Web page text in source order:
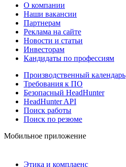
О компании
Наши вакансии
Партнерам
Реклама на сайте
Новости и статьи
Инвесторам
Кандидаты по профессиям
Производственный календарь
Требования к ПО
Безопасный HeadHunter
HeadHunter API
Поиск работы
Поиск по резюме
Мобильное приложение
Этика и комплаенс